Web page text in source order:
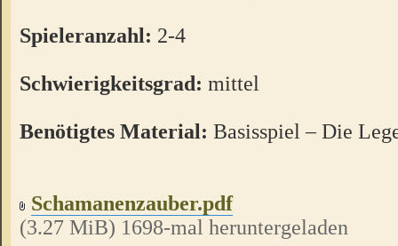
Spieleranzahl: 2-4
Schwierigkeitsgrad: mittel
Benötigtes Material: Basisspiel – Die
Schamanenzauber.pdf
(3.27 MiB) 1698-mal heruntergeladen